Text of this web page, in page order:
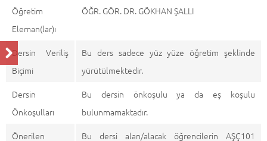
Öğretim
Eleman(lar)ı
ÖĞR. GÖR. DR. GÖKHAN ŞALLI
Dersin Veriliş
Biçimi
Bu ders sadece yüz yüze öğretim şeklinde
yürütülmektedir.
Dersin
Önkoşulları
Bu dersin önkoşulu ya da eş koşulu
bulunmamaktadır.
Önerilen
Bu dersi alan/alacak öğrencilerin AŞÇ101